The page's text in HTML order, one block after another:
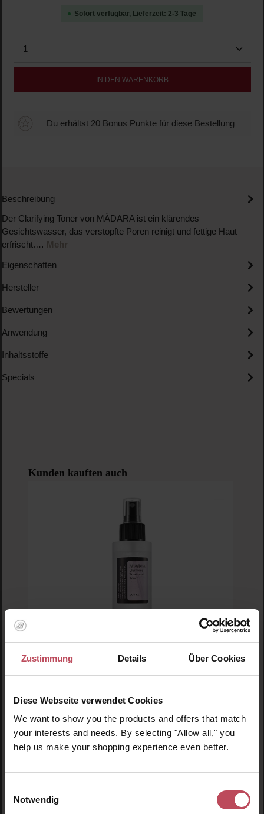
Zustimmung Details Über Cookies
Diese Webseite verwendet Cookies
We want to show you the products and offers that match
your interests and needs. By selecting "Allow all," you
help us make your shopping experience even better.
Notwendig
Sofort verfügbar, Lieferzeit: 2-3 Tage
Produkt Anzahl: Gib den gewünschten Wert ein
IN DEN WARENKORB
Du erhältst 20 Bonus Punkte für diese Bestellung
Beschreibung
Der Clarifying Toner von MÀDARA ist ein klärendes
Gesichtswasser, das verstopfte Poren reinigt und fettige Haut
erfrischt.… Mehr
Eigenschaften
Hersteller
Bewertungen
Anwendung
Inhaltsstoffe
Specials
Produktgalerie überspringen
Kunden kauften auch
AHA/BHA Clarifying Toner
Gesichtswasser